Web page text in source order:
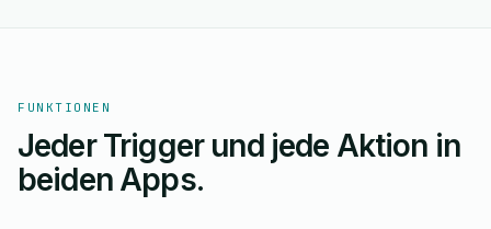
FUNKTIONEN
Jeder Trigger und jede Aktion in
beiden Apps.